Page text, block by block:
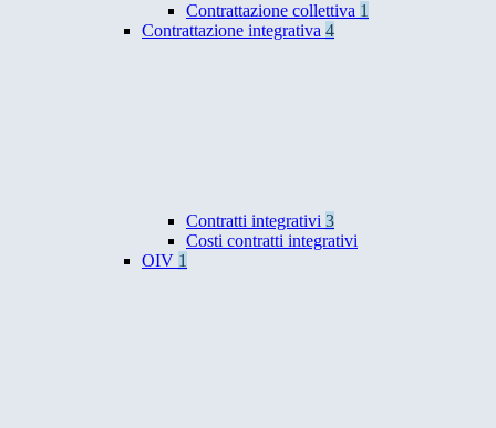
Contrattazione collettiva 1
Contrattazione integrativa 4
Contratti integrativi 3
Costi contratti integrativi
OIV 1